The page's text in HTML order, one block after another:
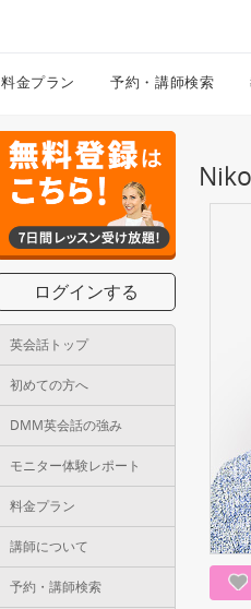
料金プラン 予約・講師検索
ログインする
英会話トップ
初めての方へ
DMM英会話の強み
モニター体験レポート
料金プラン
講師について
予約・講師検索